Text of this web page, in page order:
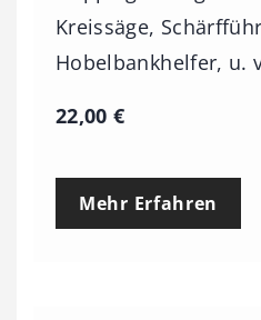
Kreissäge,
Hobelbankhelfer, u.
22,00€
Mehr Erfahren